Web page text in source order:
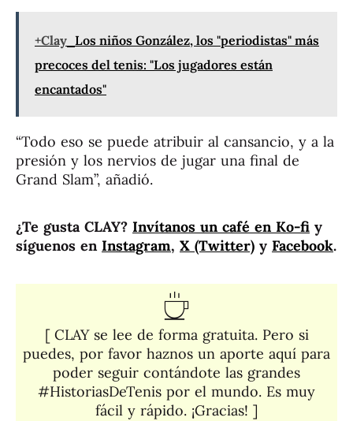
+Clay Los niños González, los "periodistas" más
precoces del tenis: "Los jugadores están
encantados"
“Todo eso se puede atribuir al cansancio, y a la
presión y los nervios de jugar una final de
Grand Slam”, añadió.
¿Te gusta CLAY? Invítanos un café en Ko-fi y
síguenos en Instagram, X (Twitter) y Facebook.
[ CLAY se lee de forma gratuita. Pero si
puedes, por favor haznos un aporte aquí para
poder seguir contándote las grandes
#HistoriasDeTenis por el mundo. Es muy
fácil y rápido. ¡Gracias! ]​